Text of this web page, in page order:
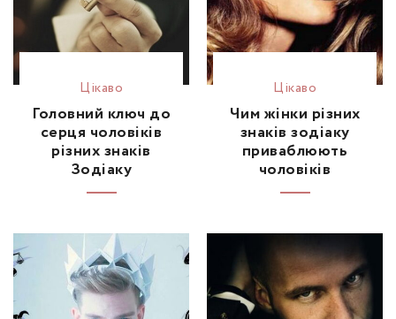
Цікаво
Головний ключ до
серця чоловіків
різних знаків
Зодіаку
Цікаво
Чим жінки різних
знаків зодіаку
приваблюють
чоловіків